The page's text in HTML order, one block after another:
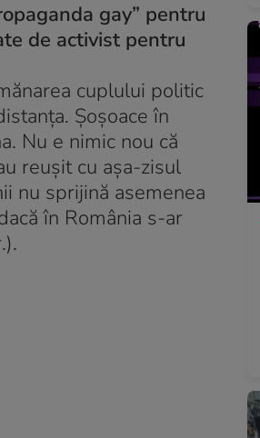
gay” pentru
de activist pentru
cuplului politic
Șoșoace în
Nu e nimic nou că
reușit cu așa-zisul
nu sprijină asemenea
în România s-ar